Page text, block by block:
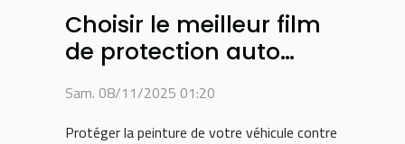
Choisir le meilleur film
de protection auto
peinture de votre
véhicule
Sam. 08/11/2025 01:20
Protéger la peinture de votre véhicule contre